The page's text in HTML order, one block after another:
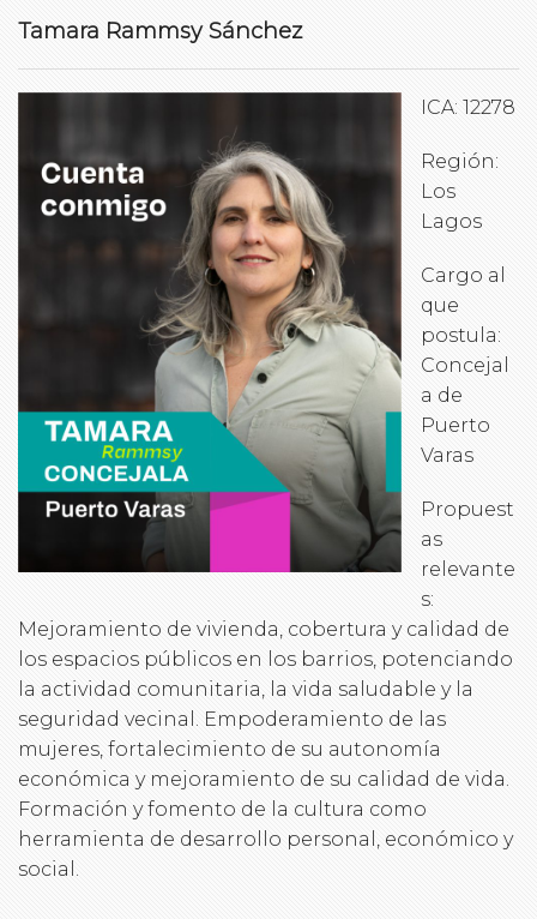
Tamara Rammsy Sánchez
ICA: 12278
Región:
Los
Lagos
Cargo al
que
postula:
Concejal
a de
Puerto
Varas
Propuest
as
relevante
s:
Mejoramiento de vivienda, cobertura y calidad de
los espacios públicos en los barrios, potenciando
la actividad comunitaria, la vida saludable y la
seguridad vecinal. Empoderamiento de las
mujeres, fortalecimiento de su autonomía
económica y mejoramiento de su calidad de vida.
Formación y fomento de la cultura como
herramienta de desarrollo personal, económico y
social.